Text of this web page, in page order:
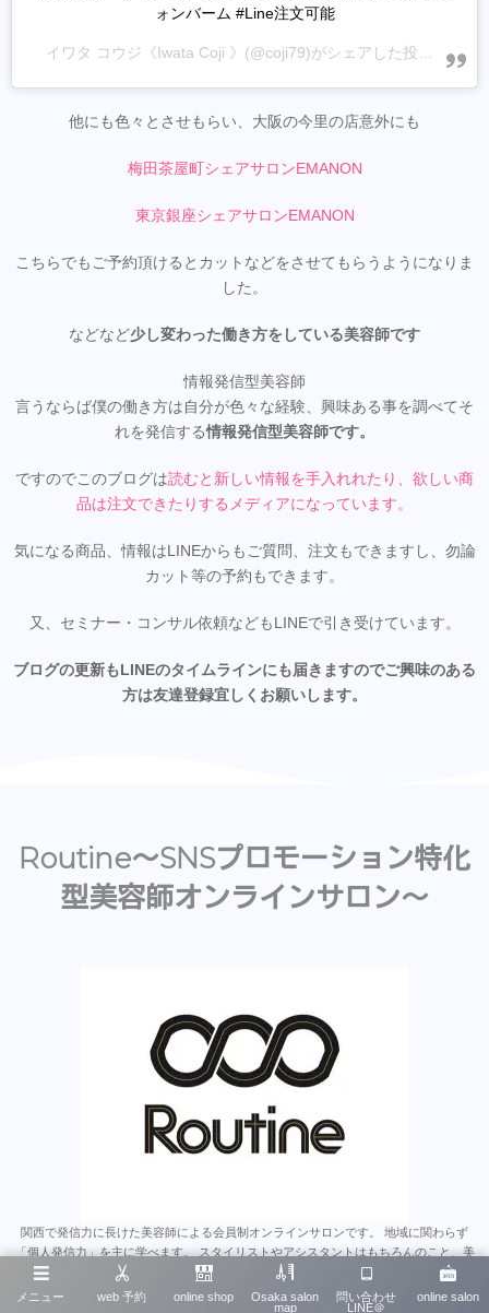
ォンバーム #Line注文可能
イワタ コウジ《Iwata Coji 》 (@coji79)がシェアした投稿 - 2020
他にも色々とさせもらい、大阪の今里の店意外にも
梅田茶屋町シェアサロンEMANON
東京銀座シェアサロンEMANON
こちらでもご予約頂けるとカットなどをさせてもらうようになりま
した。
などなど少し変わった働き方をしている美容師です
情報発信型美容師
言うならば僕の働き方は自分が色々な経験、興味ある事を調べてそ
れを発信する情報発信型美容師です。
ですのでこのブログは読むと新しい情報を手入れれたり、欲しい商
品は注文できたりするメディアになっています。
気になる商品、情報はLINEからもご質問、注文もできますし、勿論
カット等の予約もできます。
又、セミナー・コンサル依頼などもLINEで引き受けています。
ブログの更新もLINEのタイムラインにも届きますのでご興味のある
方は友達登録宜しくお願いします。
Routine〜SNSプロモーション特化
型美容師オンラインサロン〜
関西で発信力に長けた美容師による会員制オンラインサロンです。 地域に関わらず
「個人発信力」を主に学べます。 スタイリストやアシスタントはもちろんのこと、美
容師のみならず多くの業種にとって為になると思います。 沢山のオンラインサロンが
あるなか、そこで学んだことをいかに発信に繋げれるか、 は今後とても重要なスキル
メニュー web 予約 online shop
Osaka salon
map
問い合わせ
LINE＠
online salon